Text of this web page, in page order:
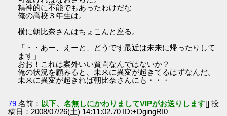
精神的に不能でもあったわけだな
俺の高校３年生は。
横に朝比奈さんはちょこんと座る。
「・・あー、えーと、どうです最近は未来に帰ったりして
ます」
おお！これは案外いい質問なんではないか？
俺の状況を顧みると、未来に異変が起きてるはずなんだ。
未来に異変が起きれば朝比奈さんにも・・・
79 名前： 以下、名無しにかわりましてVIPがお送りします[] 投
稿日：2008/07/26(土) 14:11:02.70 ID:+DgingRI0